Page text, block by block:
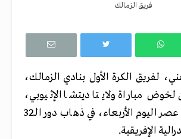
فريق الزمالك
لفريق الكرة الأول بنادي الزمالك،
لخوض مباراة ولايتا ديتشا الإثيوبي،
المقرر لها الثالثة عصر اليوم الأربعاء، في ذهاب دور الـ32
الإفريقية.